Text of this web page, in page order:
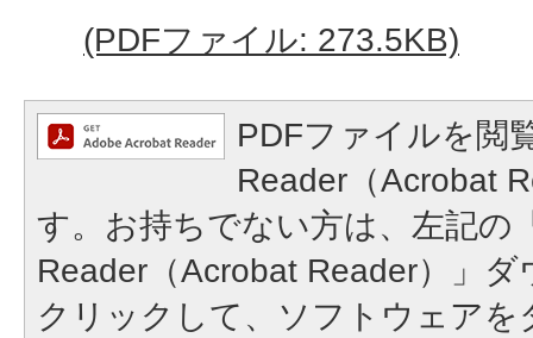
(PDFファイル: 273.5KB)
PDFファイルを閲
Reader（Acrobat
す。お持ちでない方は、左記の
Reader（Acrobat Reader）」
クリックして、ソフトウェア